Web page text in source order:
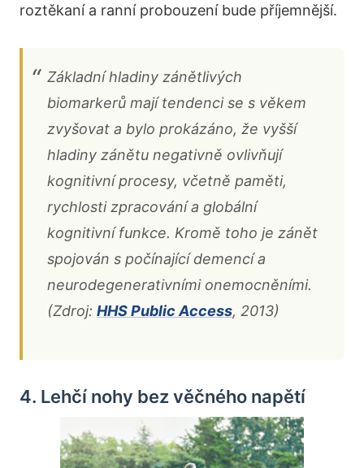
roztěkaní a ranní probouzení bude příjemnější.
Základní hladiny zánětlivých
biomarkerů mají tendenci se s věkem
zvyšovat a bylo prokázáno, že vyšší
hladiny zánětu negativně ovlivňují
kognitivní procesy, včetně paměti,
rychlosti zpracování a globální
kognitivní funkce. Kromě toho je zánět
spojován s počínající demencí a
neurodegenerativními onemocněními.
(Zdroj: HHS Public Access, 2013)
4. Lehčí nohy bez věčného napětí